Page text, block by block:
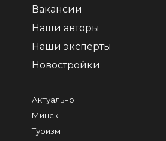
Вакансии
Наши авторы
Наши эксперты
Новостройки
Актуально
Минск
Туризм